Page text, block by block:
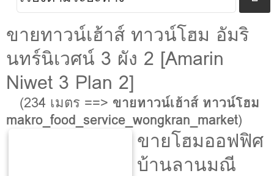
ขายทาวน์เฮ้าส์ ทาวน์โฮม อัมริ
นทร์นิเวศน์ 3 ผัง 2 [Amarin
Niwet 3 Plan 2]
(234 เมตร ==> ขายทาวน์เฮ้าส์ ทาวน์โฮม
makro_food_service_wongkran_market)
ขายโฮมออฟฟิศ
บ้านลานมณี